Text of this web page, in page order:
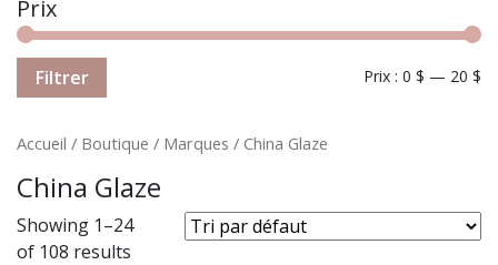
Prix
Filtrer Prix : 0 $ — 20 $
Accueil / Boutique / Marques / China Glaze
China Glaze
Showing 1–24
of 108 results